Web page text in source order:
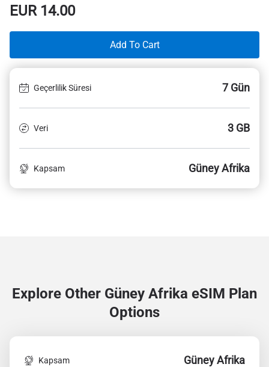
EUR14.00
Add To Cart
Geçerlilik Süresi 7 Gün
Veri 3 GB
Kapsam Güney Afrika
Explore Other Güney Afrika eSIM Plan
Options
Kapsam Güney Afrika